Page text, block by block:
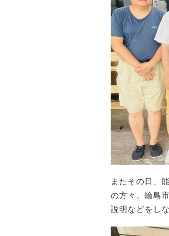
またその日、
の方々、輪島
説明などをし